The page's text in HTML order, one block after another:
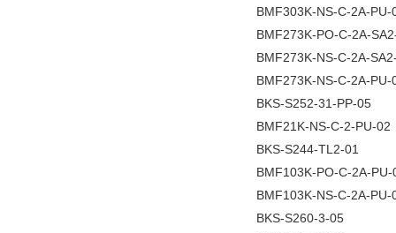
BMF303K-NS-C-2A-PU-
BMF273K-PO-C-2A-
BMF273K-NS-C-2A-
BMF273K-NS-C-2A-PU-
BKS-S252-31-PP-05
BMF21K-NS-C-2-PU-02
BKS-S244-TL2-01
BMF103K-PO-C-2A-PU-
BMF103K-NS-C-2A-PU-
BKS-S260-3-05